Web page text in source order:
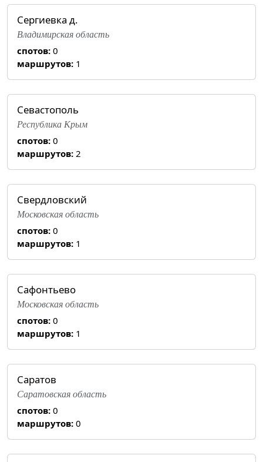
Сергиевка д.
Владимирская область
спотов: 0
маршрутов: 1
Севастополь
Республика Крым
спотов: 0
маршрутов: 2
Свердловский
Московская область
спотов: 0
маршрутов: 1
Сафонтьево
Московская область
спотов: 0
маршрутов: 1
Саратов
Саратовская область
спотов: 0
маршрутов: 0